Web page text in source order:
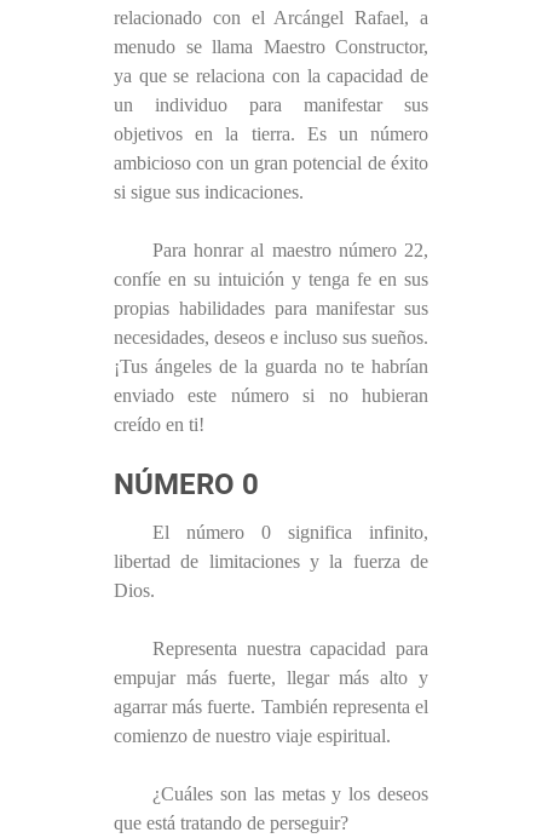
relacionado con el Arcángel Rafael, a
menudo se llama Maestro Constructor,
ya que se relaciona con la capacidad de
un individuo para manifestar sus
objetivos en la tierra. Es un número
ambicioso con un gran potencial de éxito
si sigue sus indicaciones.
Para honrar al maestro número 22,
confíe en su intuición y tenga fe en sus
propias habilidades para manifestar sus
necesidades, deseos e incluso sus sueños.
¡Tus ángeles de la guarda no te habrían
enviado este número si no hubieran
creído en ti!
NÚMERO 0
El número 0 significa infinito,
libertad de limitaciones y la fuerza de
Dios.
Representa nuestra capacidad para
empujar más fuerte, llegar más alto y
agarrar más fuerte. También representa el
comienzo de nuestro viaje espiritual.
¿Cuáles son las metas y los deseos
que está tratando de perseguir?